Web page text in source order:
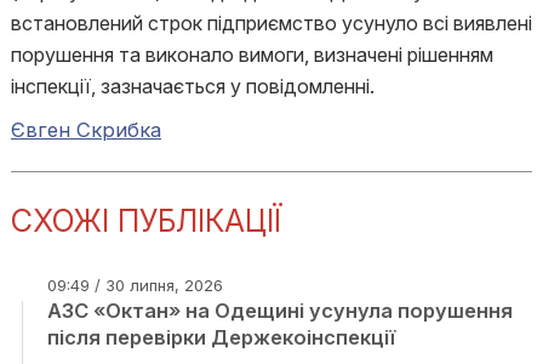
встановлений строк підприємство усунуло всі виявлені
порушення та виконало вимоги, визначені рішенням
інспекції, зазначається у повідомленні.
Євген Скрибка
СХОЖІ ПУБЛІКАЦІЇ
09:49 / 30 липня, 2026
АЗС «Октан» на Одещині усунула порушення
після перевірки Держекоінспекції